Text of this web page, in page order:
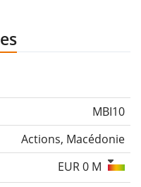
MBI10
Actions, Macédonie
EUR 0 M